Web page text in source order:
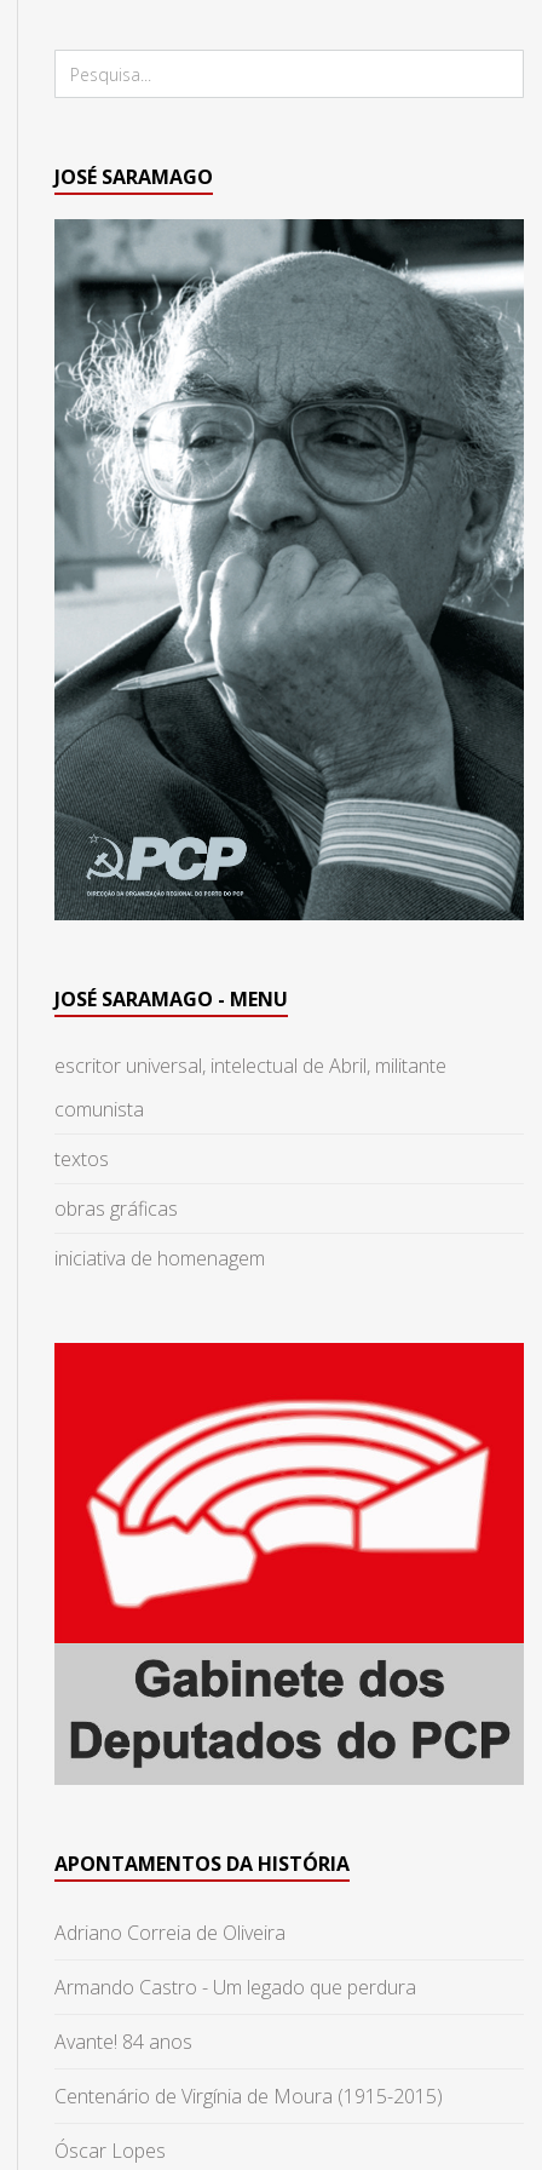
JOSÉ SARAMAGO
JOSÉ SARAMAGO - MENU
escritor universal, intelectual de Abril, militante
comunista
textos
obras gráficas
iniciativa de homenagem
APONTAMENTOS DA HISTÓRIA
Adriano Correia de Oliveira
Armando Castro - Um legado que perdura
Avante! 84 anos
Centenário de Virgínia de Moura (1915-2015)
Óscar Lopes